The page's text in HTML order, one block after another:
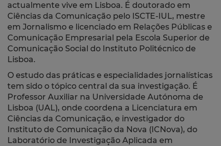
actualmente vive em Lisboa. É doutorado em
Ciências da Comunicação pelo ISCTE-IUL, mestre
em Jornalismo e licenciado em Relações Públicas e
Comunicação Empresarial pela Escola Superior de
Comunicação Social do Instituto Politécnico de
Lisboa.
O estudo das práticas e especialidades jornalísticas
tem sido o tópico central da sua investigação. É
Professor Auxiliar na Universidade Autónoma de
Lisboa (UAL), onde coordena a Licenciatura em
Ciências da Comunicação, e investigador do
Instituto de Comunicação da Nova (ICNova), do
Laboratório de Investigação Aplicada em